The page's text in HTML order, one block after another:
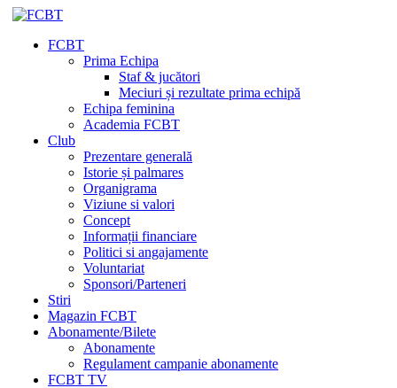
FCBT
Prima Echipa
Staf & jucători
Meciuri și rezultate prima echipă
Echipa feminina
Academia FCBT
Club
Prezentare generală
Istorie și palmares
Organigrama
Viziune si valori
Concept
Informații financiare
Politici si angajamente
Voluntariat
Sponsori/Parteneri
Stiri
Magazin FCBT
Abonamente/Bilete
Abonamente
Regulament campanie abonamente
FCBT TV